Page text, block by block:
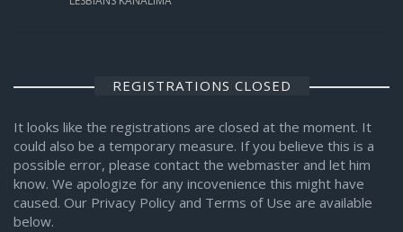
REGISTRATIONS CLOSED
It looks like the registrations are closed at the moment. It
could also be a temporary measure. If you believe this is a
possible error, please contact the webmaster and let him
know. We apologize for any incovenience this might have
caused. Our Privacy Policy and Terms of Use are available
below.